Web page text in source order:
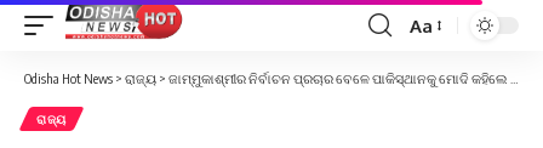
Font
Resizer
Aa
Odisha Hot News > ରାଜ୍ୟ > ଜାମ୍ମୁକାଶ୍ମୀର ନିର୍ବାଚନ ପ୍ରଚାର ବେଳେ ପାକିସ୍ଥାନକୁ ମୋଦି କହିଲେ ‘ନୂଆ ଭାରତ ଘରେ ପଶି ମାରେ’
ରାଜ୍ୟ